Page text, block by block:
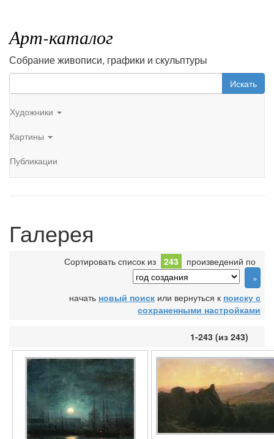
Арт-каталог
Собрание живописи, графики и скульптуры
Искать
Художники
Картины
Публикации
Галерея
Сортировать список из 243 произведений по
начать новый поиск или вернуться к поиску с
сохраненными настройками
1-243 (из 243)